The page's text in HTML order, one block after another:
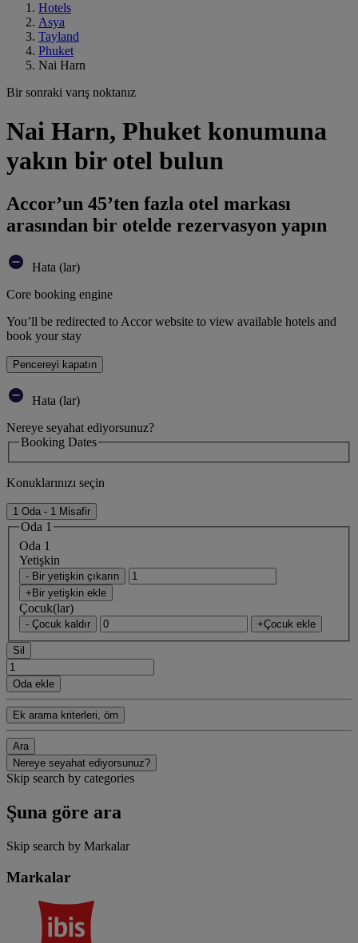
Hotels
Asya
Tayland
Phuket
Nai Harn
Bir sonraki varış noktanız
Nai Harn, Phuket konumuna
yakın bir otel bulun
Accor’un 45’ten fazla otel markası
arasından bir otelde rezervasyon yapın
Hata (lar)
Core booking engine
You’ll be redirected to Accor website to view available hotels and
book your stay
Pencereyi kapatın
Hata (lar)
Nereye seyahat ediyorsunuz?
Booking Dates
Konuklarınızı seçin
1 Oda - 1 Misafir
Oda 1
Oda 1
Yetişkin
- Bir yetişkin çıkarın
+Bir yetişkin ekle
Çocuk(lar)
- Çocuk kaldır +Çocuk ekle
Sil
Oda ekle
Ek arama kriterleri, örn
Ara
Nereye seyahat ediyorsunuz?
Skip search by categories
Şuna göre ara
Skip search by Markalar
Markalar